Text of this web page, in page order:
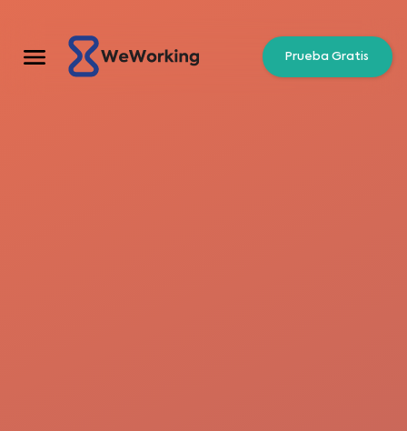
Prueba Gratis